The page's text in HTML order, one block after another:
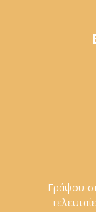
Γράψου